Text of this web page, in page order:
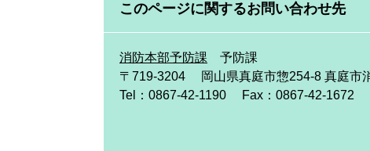
このページに関するお問い合わせ先
消防本部予防課
予防課
〒719-3204
岡山県真庭市惣254-8 真庭市
Tel：0867-42-1190
Fax：0867-42-1672